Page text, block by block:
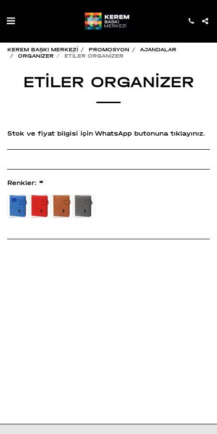
KEREM BASKI MERKEZİ PROMOSYON
AJANDALAR
ORGANİZER
ETİLER ORGANİZER
ETİLER ORGANİZER
Stok ve fiyat bilgisi için WhatsApp butonuna tıklayınız.
Renkler: *